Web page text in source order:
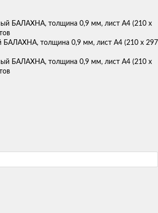
БАЛАХНА, толщина 0,9 мм, лист А4 (210 х 297